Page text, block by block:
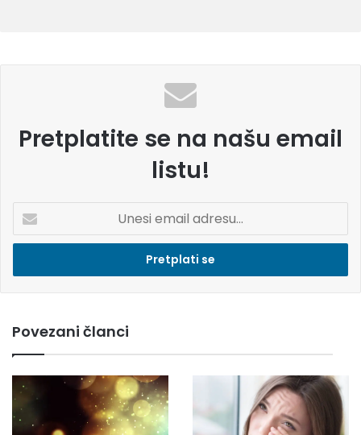
Pretplatite se na našu email
listu!
e
i
e
a
a
d
r
e
Povezani članci